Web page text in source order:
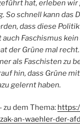
hat, erleben
So schnell kann das
dass diese
Faschismus
der Grüne mal
als Faschisten zu
hin, dass Grüne
gelernt haben.
zu dem Thema:
an-waehler-der-